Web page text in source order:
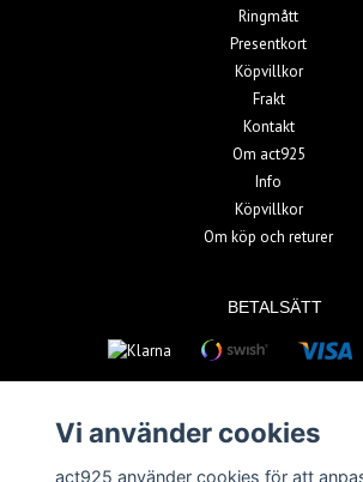
Ringmått
Presentkort
Köpvillkor
Frakt
Kontakt
Om act925
Info
Köpvillkor
Om köp och returer
BETALSÄTT
Vi använder cookies
act925 använder cookies för att